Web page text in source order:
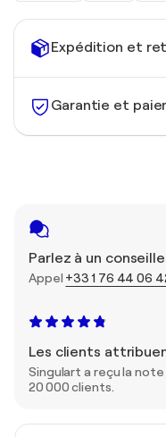
Expédition et
Garantie et
Parlez à un
Appel +33 1 76 44 06
Les clients
Singulart a reçu la
20 000 clients.